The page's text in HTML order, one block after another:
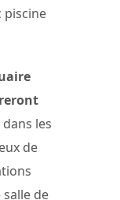
piscine
dans les
de
salle de